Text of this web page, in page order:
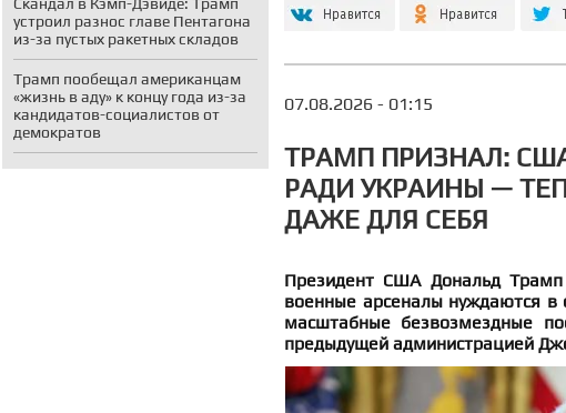
устроил разнос главе Пентагона
из-за пустых ракетных складов
Трамп пообещал американцам
«жизнь в аду» к концу года из-за
кандидатов-социалистов от
демократов
07.08.2026 - 01:15
ТРАМП ПРИЗНАЛ:
РАДИ УКРАИНЫ —
ДАЖЕ ДЛЯ СЕБЯ
Президент США Дональд
военные арсеналы нуждаются в
масштабные безвозмездные
предыдущей администрацией